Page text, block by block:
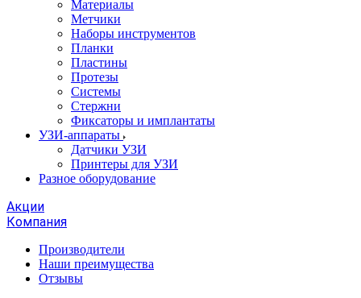
Материалы
Метчики
Наборы инструментов
Планки
Пластины
Протезы
Системы
Стержни
Фиксаторы и имплантаты
УЗИ-аппараты
Датчики УЗИ
Принтеры для УЗИ
Разное оборудование
Акции
Компания
Производители
Наши преимущества
Отзывы